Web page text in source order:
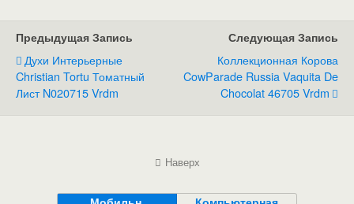
Предыдущая Запись
Духи Интерьерные
Christian Tortu Томатный
Лист N020715 Vrdm
Следующая Запись
Коллекционная Корова
CowParade Russia Vaquita De
Chocolat 46705 Vrdm
Наверх